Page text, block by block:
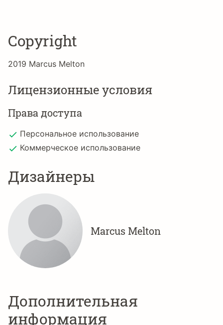
Copyright
2019 Marcus Melton
Лицензионные условия
Права доступа
Персональное использование
Коммерческое использование
Дизайнеры
Marcus Melton
Дополнительная
информация